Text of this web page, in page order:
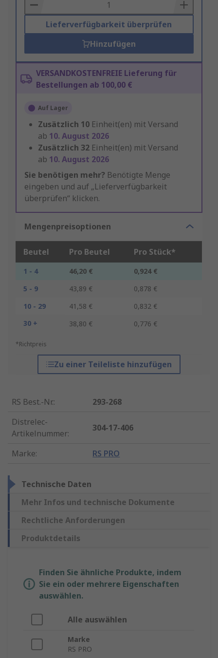
Basket
Lieferverfügbarkeit überprüfen
Hinzufügen
VERSANDKOSTENFREIE Lieferung für
Bestellungen ab 100,00 €
Auf Lager
Zusätzlich 10 Einheit(en) mit Versand
ab 10. August 2026
Zusätzlich 32 Einheit(en) mit Versand
ab 10. August 2026
Sie benötigen mehr? Benötigte Menge
eingeben und auf „Lieferverfügbarkeit
überprüfen“ klicken.
Mengenpreisoptionen
Beutel Pro Beutel Pro Stück*
1 - 4 46,20 €
0,924 €
5 - 9
43,89 €
0,878 €
10 - 29
41,58 €
0,832 €
30 +
38,80 € 0,776 €
*Richtpreis
Zu einer Teileliste hinzufügen
RS Best.-Nr.:
293-268
Distrelec-
Artikelnummer:
304-17-406
Marke: RS PRO
Technische Daten
Mehr Infos und technische Dokumente
Rechtliche Anforderungen
Produktdetails
Finden Sie ähnliche Produkte, indem
Sie ein oder mehrere Eigenschaften
auswählen.
Alle auswählen
Marke
RS PRO